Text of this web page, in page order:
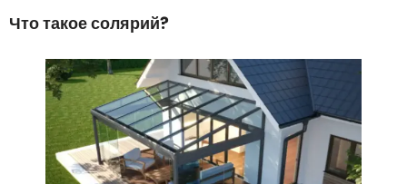
Что такое солярий?